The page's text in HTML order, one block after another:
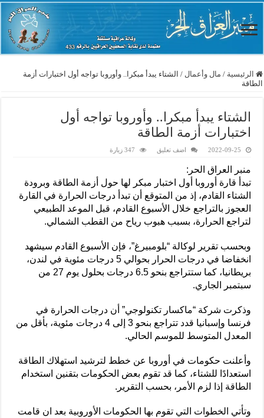
الرئيسية / مال وأعمال / الشتاء يبدأ مبكرا.. وأوروبا تواجه أول اختبارات أزمة
الطاقة
الشتاء يبدأ مبكرا.. وأوروبا تواجه أول
اختبارات أزمة الطاقة
2022-09-25 اضف تعليق 347 زيارة
منبر العراق الحر:
تبدأ قارة أوروبا أول اختبار مبكر لها حول أزمة الطاقة وبرودة
الشتاء القادم، إذ من المتوقع أن تبدأ درجات الحرارة في القارة
العجوز بالتراجع خلال الأسبوع القادم، قبل الموعد الطبيعي
لتراجع الحرارة، بسبب هبوب رياح من القطب الشمالي.
وبحسب تقرير لوكالة “بلومبيرغ”، فإن الأسبوع القادم سيشهد
انخفاضا في درجات الحرار بحوالي 5 درجات مئوية في لندن،
بريطانيا، كما ستتراجع بنحو 6.5 درجات بحلول يوم 27 من
سبتمبر الجاري.
وذكرت شركة “ماكسار تكنولوجي” أن درجات الحرارة في
فرنسا وإسبانيا قدد تتراجع بنحو 3 إلى 4 درجات مئوية، بأقل من
المعدل المتوسط للموسم الحالي.
وأعلنت حكومات في أوروبا عن خطط لترشيد استهلاك الطاقة
استعدادًا للشتاء، كما قد تقوم بعض الحكومات بتقنين استخدام
الطاقة إذا لزم الأمر، بحسب التقرير.
وتأتي الخطوات التي تقوم بها الحكومات الأوروبية بعد ان قامت